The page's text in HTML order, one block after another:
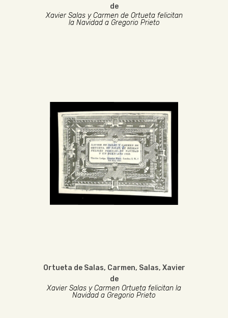
de
Xavier Salas y Carmen de Ortueta felicitan
la Navidad a Gregorio Prieto
Ortueta de Salas, Carmen, Salas, Xavier
de
Xavier Salas y Carmen Ortueta felicitan la
Navidad a Gregorio Prieto